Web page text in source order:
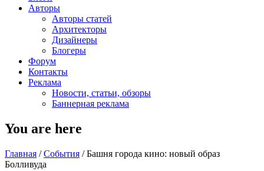
Авторы
Авторы статей
Архитекторы
Дизайнеры
Блогеры
Форум
Контакты
Реклама
Новости, статьи, обзоры
Баннерная реклама
You are here
Главная / События / Башня города кино: новый образ
Болливуда